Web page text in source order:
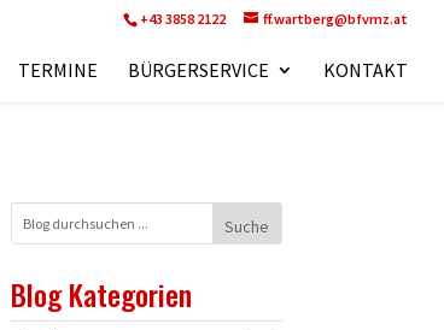
+43 3858 2122 ff.wartberg@bfvmz.at
TERMINE BÜRGERSERVICE KONTAKT
Blog Kategorien